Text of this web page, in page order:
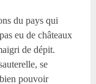
du pays qui
eu de châteaux
de dépit.
se
pouvoir